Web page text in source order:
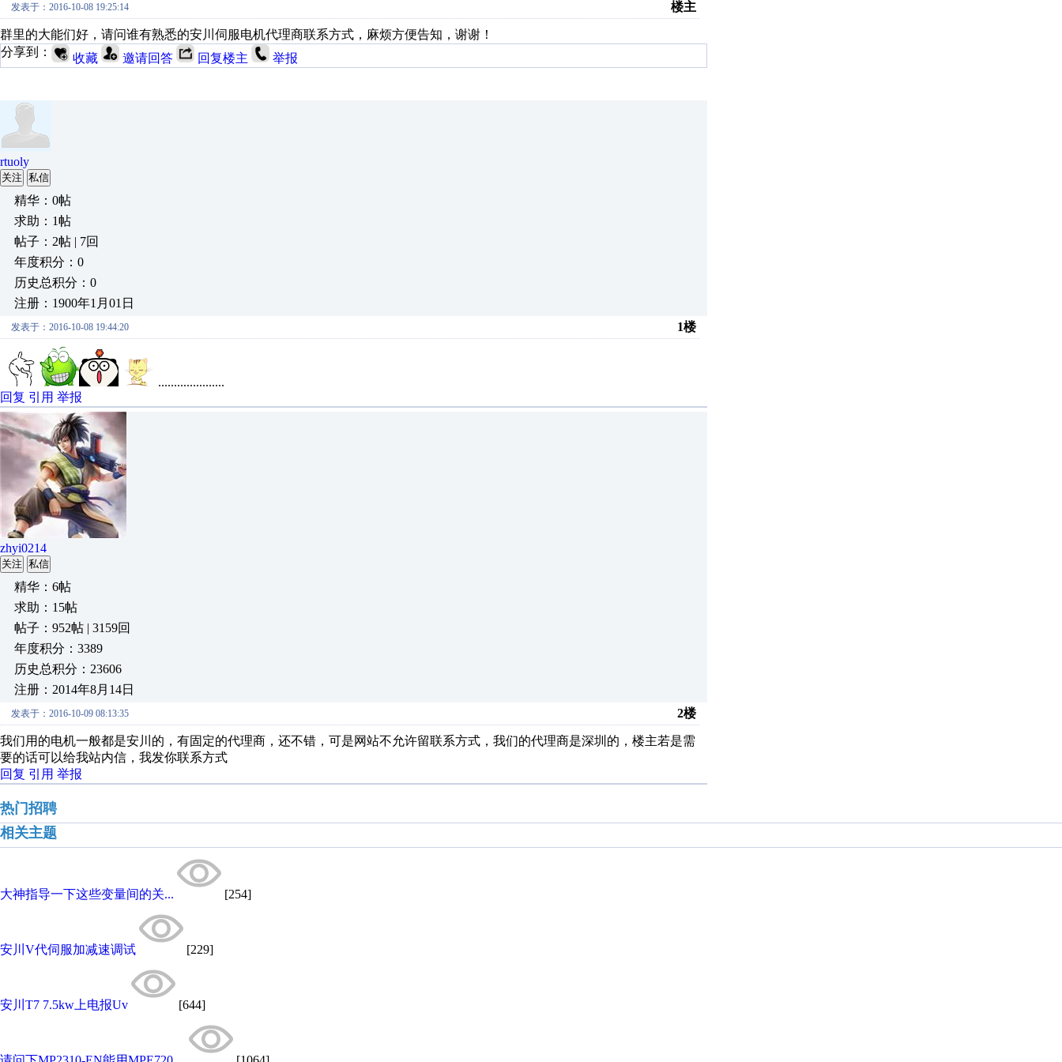
发表于：2016-10-08 19:25:14 楼主
群里的大能们好，请问谁有熟悉的安川伺服电机代理商联系方式，麻烦方便告知，谢谢！
分享到：
收藏 邀请回答 回复楼主 举报
rtuoly
关注 私信
精华：0帖
求助：1帖
帖子：2帖 | 7回
年度积分：0
历史总积分：0
注册：1900年1月01日
发表于：2016-10-08 19:44:20 1楼
.....................
回复 引用 举报
zhyi0214
关注 私信
精华：6帖
求助：15帖
帖子：952帖 | 3159回
年度积分：3389
历史总积分：23606
注册：2014年8月14日
发表于：2016-10-09 08:13:35 2楼
我们用的电机一般都是安川的，有固定的代理商，还不错，可是网站不允许留联系方式，我们的代理商是深圳的，楼主若是需
要的话可以给我站内信，我发你联系方式
回复 引用 举报
热门招聘
相关主题
大神指导一下这些变量间的关... [254]
安川V代伺服加减速调试 [229]
安川T7 7.5kw上电报Uv [644]